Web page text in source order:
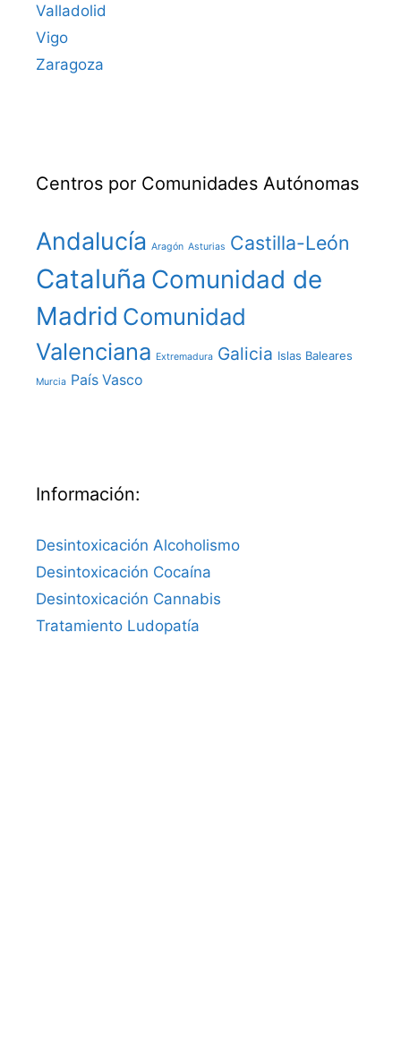
Valladolid
Vigo
Zaragoza
Centros por Comunidades Autónomas
Andalucía Aragón Asturias Castilla-León
Cataluña Comunidad de
Madrid Comunidad
Valenciana Extremadura Galicia Islas Baleares
Murcia País Vasco
Información:
Desintoxicación Alcoholismo
Desintoxicación Cocaína
Desintoxicación Cannabis
Tratamiento Ludopatía